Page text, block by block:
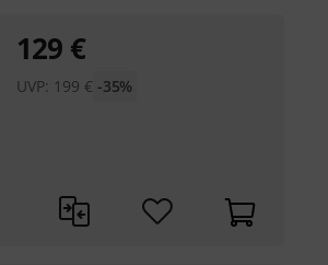
129 €
UVP: 199 € -35%